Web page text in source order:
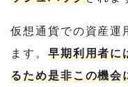
仮想通貨での資産運
ます。 早期利用者に
るため是非この機会